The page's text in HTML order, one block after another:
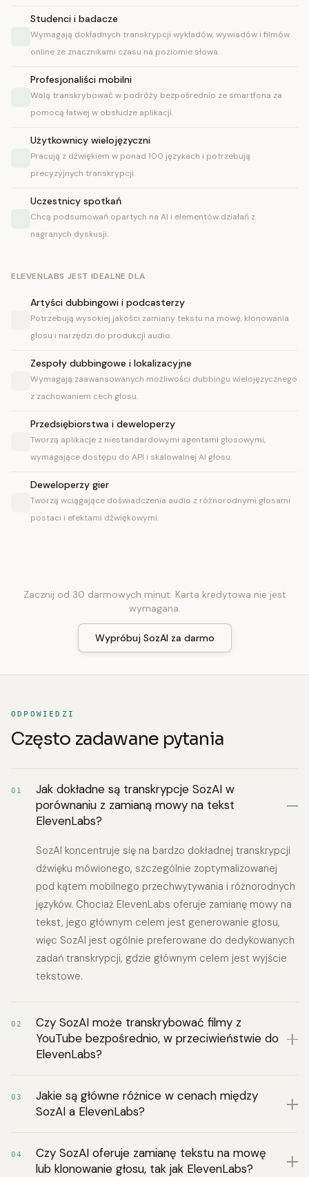
Studenci i badacze
Wymagają dokładnych transkrypcji wykładów, wywiadów i filmów
online ze znacznikami czasu na poziomie słowa.
Profesjonaliści mobilni
Wolą transkrybować w podróży bezpośrednio ze smartfona za
pomocą łatwej w obsłudze aplikacji.
Użytkownicy wielojęzyczni
Pracują z dźwiękiem w ponad 100 językach i potrzebują
precyzyjnych transkrypcji.
Uczestnicy spotkań
Chcą podsumowań opartych na AI i elementów działań z
nagranych dyskusji.
ELEVENLABS JEST IDEALNE DLA
Artyści dubbingowi i podcasterzy
Potrzebują wysokiej jakości zamiany tekstu na mowę, klonowania
głosu i narzędzi do produkcji audio.
Zespoły dubbingowe i lokalizacyjne
Wymagają zaawansowanych możliwości dubbingu wielojęzycznego
z zachowaniem cech głosu.
Przedsiębiorstwa i deweloperzy
Tworzą aplikacje z niestandardowymi agentami głosowymi,
wymagające dostępu do API i skalowalnej AI głosu.
Deweloperzy gier
Tworzą wciągające doświadczenia audio z różnorodnymi głosami
postaci i efektami dźwiękowymi.
Zacznij od 30 darmowych minut. Karta kredytowa nie jest
wymagana.
Wypróbuj SozAI za darmo
ODPOWIEDZI
Często zadawane pytania
01
Jak dokładne są transkrypcje SozAI w
porównaniu z zamianą mowy na tekst
ElevenLabs?
SozAI koncentruje się na bardzo dokładnej transkrypcji
dźwięku mówionego, szczególnie zoptymalizowanej
pod kątem mobilnego przechwytywania i różnorodnych
języków. Chociaż ElevenLabs oferuje zamianę mowy na
tekst, jego głównym celem jest generowanie głosu,
więc SozAI jest ogólnie preferowane do dedykowanych
zadań transkrypcji, gdzie głównym celem jest wyjście
tekstowe.
02
Czy SozAI może transkrybować filmy z
YouTube bezpośrednio, w przeciwieństwie do
ElevenLabs?
03
Jakie są główne różnice w cenach między
SozAI a ElevenLabs?
04
Czy SozAI oferuje zamianę tekstu na mowę
lub klonowanie głosu, tak jak ElevenLabs?